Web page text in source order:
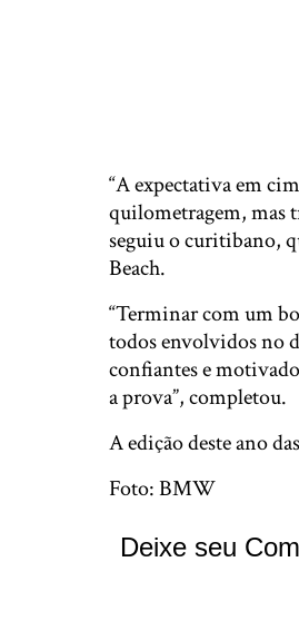
“A expectativa em
quilometragem, mas
seguiu o curitibano,
Beach.
“Terminar com um
todos envolvidos no
confiantes e
a prova”, completou.
A edição deste ano
Foto: BMW
Deixe seu